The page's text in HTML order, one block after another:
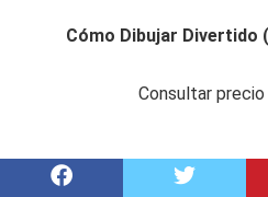
Cómo Dibujar Divertido
Consultar precio